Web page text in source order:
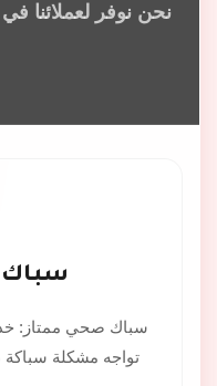
نحن نوفر لعملائنا
سباك
سباك صحي ممتاز:
تواجه مشكلة